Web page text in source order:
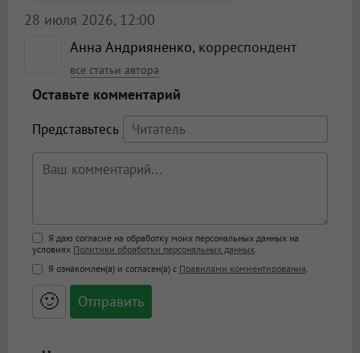
Анна Андрияненко, корреспондент
все статьи автора
28 июля 2026, 12:00
Оставьте комментарий
Представьтесь
Поддержка HTML
<b>, <strong>, <u>, <i>, <em>, <s>, <big>,
<small>, <sup>, <sub>, <pre>, <ul>, <ol>, <li>,
<blockquote>, <code> экранирует HTML,
адреса URL автоматически становятся
ссылками, и [img]адрес[/img] будет
Я даю согласие на обработку моих персональных данных на
условиях Политики обработки персональных данных.
Я ознакомлен(а) и согласен(а) с Правилами комментирования.
🙂